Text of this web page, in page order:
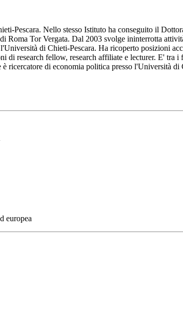
Pescara. Nello stesso Istituto ha conseguito il
Tor Vergata. Dal 2003 svolge ininterrotta
di Chieti-Pescara. Ha ricoperto posizioni
research fellow, research affiliate e lecturer. E' tra
di economia politica presso l'Università di
europea